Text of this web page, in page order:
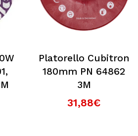
Platorello Cubitron
180mm PN 64862
3M
31,88€